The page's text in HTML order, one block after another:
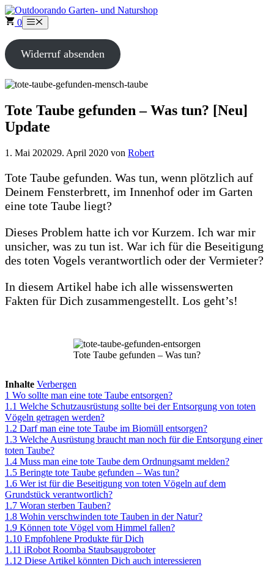
Zum
Inhalt
springen
0 Menü
Widerruf absenden
Tote Taube gefunden – Was tun? [Neu]
Update
1. Mai 202029. April 2020 von Robert
Tote Taube gefunden. Was tun, wenn plötzlich auf
Deinem Fensterbrett, im Innenhof oder im Garten
eine tote Taube liegt?
Dieses Problem hatte ich vor Kurzem. Ich war mir
unsicher, was zu tun ist. War ich für die Beseitigung
des toten Vogels verantwortlich oder der Vermieter?
In diesem Artikel habe ich alle wissenswerten
Fakten für Dich zusammengestellt. Los geht’s!
Tote Taube gefunden – Was tun?
Inhalte Verbergen
1 Wo sollte man eine tote Taube entsorgen?
1.1 Welche Schutzausrüstung sollte bei der Entsorgung von toten
Vögeln getragen werden?
1.2 Darf man eine tote Taube im Biomüll entsorgen?
1.3 Welche Ausrüstung braucht man noch für die Entsorgung einer
toten Taube?
1.4 Muss man eine tote Taube dem Ordnungsamt melden?
1.5 Beringte tote Taube gefunden – Was tun?
1.6 Wer ist für die Beseitigung von toten Vögeln auf dem
Grundstück verantwortlich?
1.7 Woran sterben Tauben?
1.8 Wohin verschwinden tote Tauben in der Natur?
1.9 Können tote Vögel vom Himmel fallen?
1.10 Empfohlene Produkte für Dich
1.11 iRobot Roomba Staubsaugroboter
1.12 Diese Artikel könnten Dich auch interessieren